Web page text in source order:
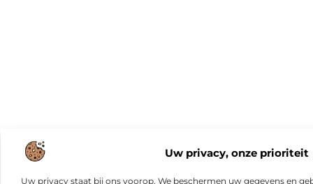
Uw privacy, onze prioriteit
Uw privacy staat bij ons voorop. We beschermen uw gegevens en